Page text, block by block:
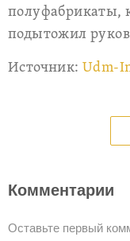
полуфабрикаты,
подытожил
Источник:Udm-
Комментарии
Оставьте первый